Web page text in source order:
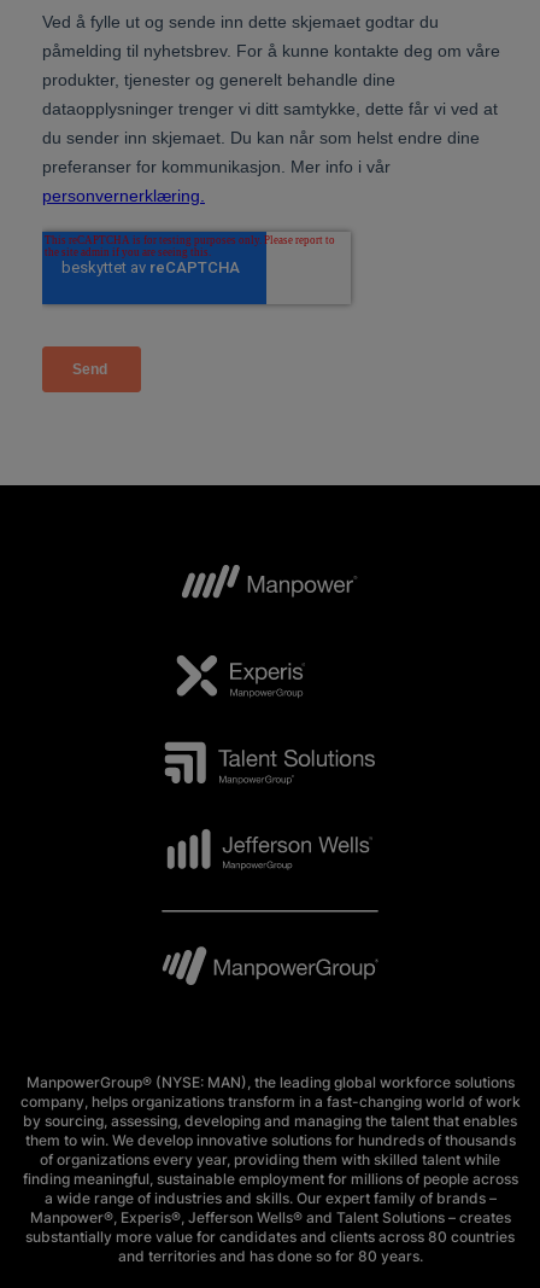
ManpowerGroup® (NYSE: MAN), the leading global workforce solutions
company, helps organizations transform in a fast-changing world of work
by sourcing, assessing, developing and managing the talent that enables
them to win. We develop innovative solutions for hundreds of thousands
of organizations every year, providing them with skilled talent while
finding meaningful, sustainable employment for millions of people across
a wide range of industries and skills. Our expert family of brands –
Manpower®, Experis®, Jefferson Wells® and Talent Solutions – creates
substantially more value for candidates and clients across 80 countries
and territories and has done so for 80 years.